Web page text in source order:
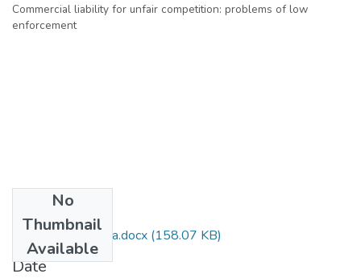
Commercial liability for unfair competition: problems of low
enforcement
No
Thumbnail
Available
081_Шарканська.docx (158.07 KB)
Date